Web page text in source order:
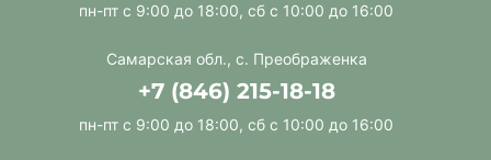
пн-пт с 9:00 до 18:00, сб с 10:00 до 16:00
Самарская обл., с. Преображенка
+7 (846) 215-18-18
пн-пт с 9:00 до 18:00, сб с 10:00 до 16:00